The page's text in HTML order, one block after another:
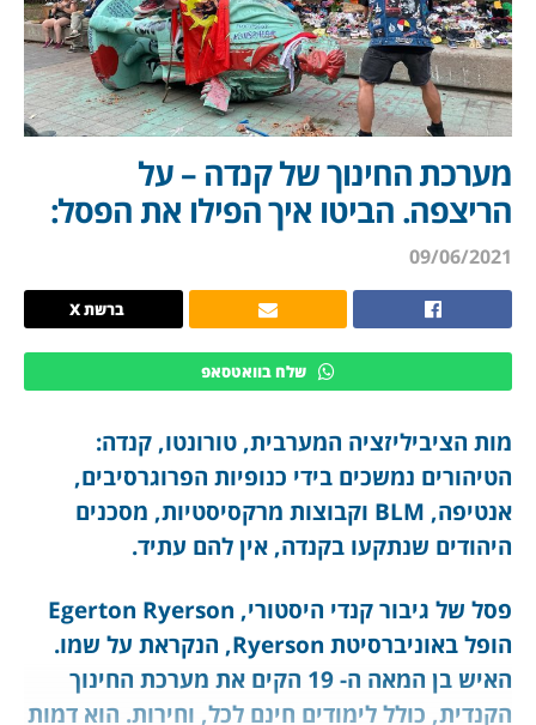
מערכת החינוך של קנדה – על
הריצפה. הביטו איך הפילו את הפסל:
09/06/2021
ברשת X
שלח בוואטסאפ
מות הציביליזציה המערבית, טורונטו, קנדה:
הטיהורים נמשכים בידי כנופיות הפרוגרסיבים,
אנטיפה, BLM וקבוצות מרקסיסטיות, מסכנים
היהודים שנתקעו בקנדה, אין להם עתיד.
פסל של גיבור קנדי היסטורי, Egerton Ryerson
הופל באוניברסיטת Ryerson, הנקראת על שמו.
האיש בן המאה ה- 19 הקים את מערכת החינוך
הקנדית, כולל לימודים חינם לכל, וחירות. הוא דמות